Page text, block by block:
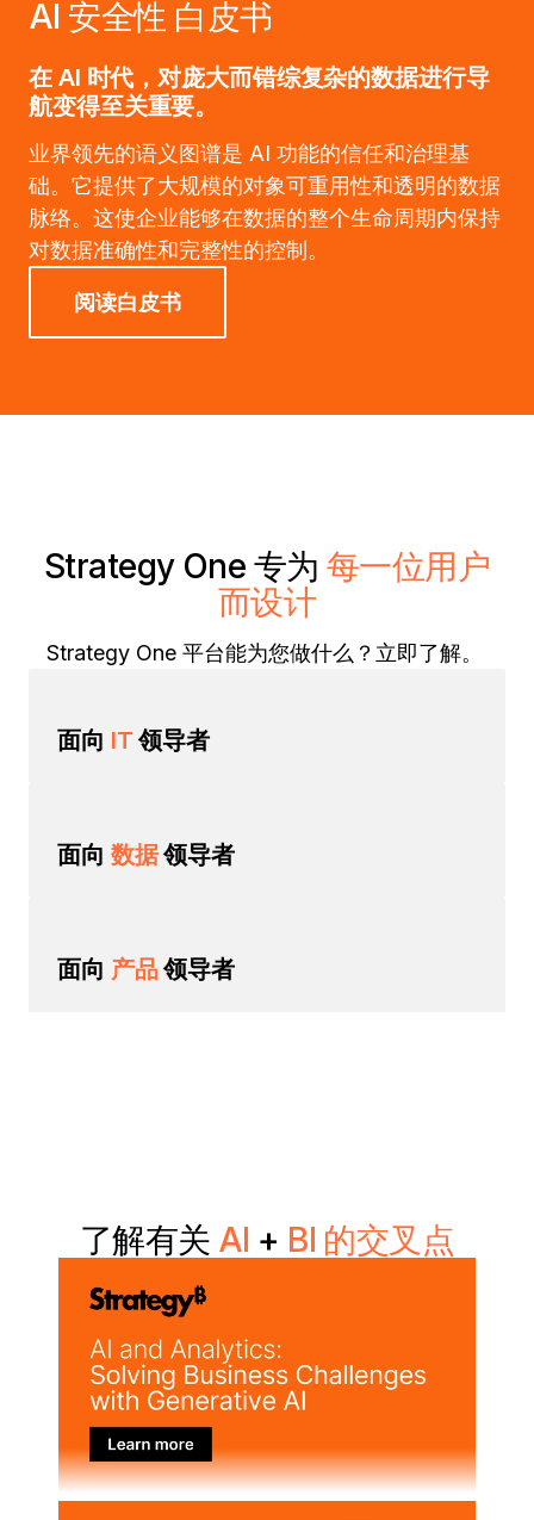
AI 安全性 白皮书
在 AI 时代，对庞大而错综复杂的数据进行导
航变得至关重要。
业界领先的语义图谱是 AI 功能的信任和治理基
础。它提供了大规模的对象可重用性和透明的数据
脉络。这使企业能够在数据的整个生命周期内保持
对数据准确性和完整性的控制。
阅读白皮书
Strategy One 专为 每一位用户
而设计
Strategy One 平台能为您做什么？立即了解。
面向 IT领导者
面向 数据领导者
面向 产品领导者
了解有关 AI + BI 的交叉点